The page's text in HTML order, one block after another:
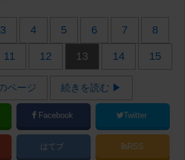
3 4 5 6 7 8
11 12 13 14 15
ページ 続きを読む ▶
Facebook Twitter
はてブ RSS